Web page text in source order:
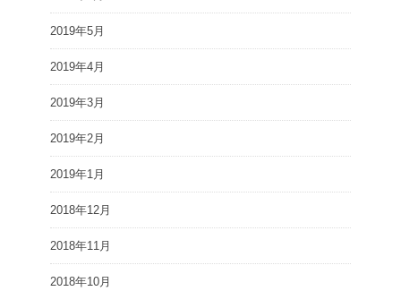
2019年5月
2019年4月
2019年3月
2019年2月
2019年1月
2018年12月
2018年11月
2018年10月